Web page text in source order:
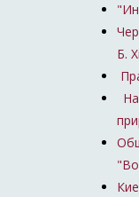
Б.